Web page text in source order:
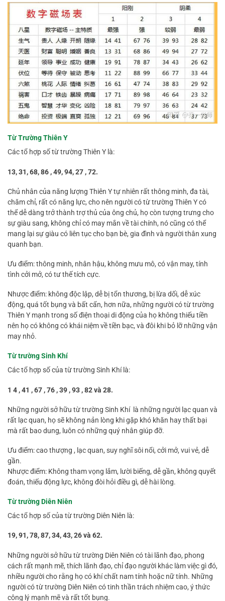
Từ Trường Thiên Y
Các tổ hợp số từ trường Thiên Y là:
13, 31, 68, 86 , 49, 94, 27 , 72.
Chủ nhân của năng lượng Thiên Y tự nhiên rất thông minh, đa tài,
chăm chỉ, rất có năng lực, cho nên người có từ trường Thiên Y có
thể dễ dàng trở thành trợ thủ của ông chủ, họ còn tượng trưng cho
sự giàu sang, không chỉ có may mắn về tài chính, nó cũng có thể
mang lại sự giàu có liên tục cho bạn bè, gia đình và người thân xung
quanh bạn.
Ưu điểm: thông minh, nhân hậu, không mưu mô, có vận may, tính
tình cởi mở, có tư thế tích cực.
Nhược điểm: không độc lập, dễ bị tổn thương, bị lừa dối, dễ xúc
động, quá tốt bụng và bất cẩn, hơn nữa, những người có từ trường
Thiên Y mạnh trong số điện thoại di động của họ không thiếu tiền
nên họ có không có khái niệm về tiền bạc, và đôi khi bỏ lỡ những vận
may nhỏ.
Từ trường Sinh Khí
Các tổ hợp số của từ trường Sinh Khí là:
1 4 , 41 , 67 , 76 , 39 , 93 , 82 và 28.
Những người sở hữu từ trường Sinh Khí là những người lạc quan và
rất lạc quan, họ sẽ không nản lòng khi gặp khó khăn hay thất bại
mà rất bao dung, luôn có những quý nhân giúp đỡ.
Ưu điểm: cao thượng , lạc quan, suy nghĩ sôi nổi, cởi mở, vui vẻ, dễ
gần.
Nhược điểm: Không tham vọng lắm, lười biếng, dễ gần, không quyết
đoán, thiếu động lực, không đòi hỏi điều gì, dễ hài lòng.
Từ trường Diên Niên
Các tổ hợp số của từ trường Diên Niên là:
19, 91, 78, 87, 34, 43, 26 và 62.
Những người sở hữu từ trường Diên Niên có tài lãnh đạo, phong
cách rất mạnh mẽ, thích lãnh đạo, chỉ đạo người khác làm việc gì đó,
nhiều người cho rằng họ có khí chất nam tính hoặc nữ tính. Những
người có từ trường Diên Niên có tinh thần trách nhiệm cao, ý thức
công lý mạnh mẽ và rất tốt bụng.